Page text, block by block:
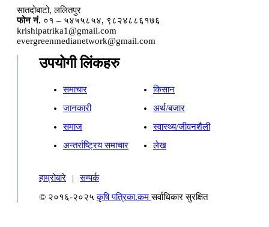
सातदोबाटो, ललितपुर
फोन नं. ०१ – ५४५५८५४, ९८२४८८६१७६
krishipatrika1@gmail.com
evergreenmedianetwork@gmail.com
उपयोगी लिंकहरु
समाचार
किसान
जानकारी
अर्थ/बजार
समाज
स्वास्थ्य/जीवनशैली
अन्तर्राष्ट्रिय समाचार
लेख
हाम्रोबारे |
सम्पर्क
© २०१६-२०२५कृषि पत्रिका.कमसर्वाधिकार सुरक्षित